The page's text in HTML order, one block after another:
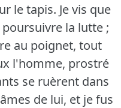
le tapis. Je vis que
la lutte ;
au poignet, tout
l'homme, prostré
se ruèrent dans
de lui, et je fus